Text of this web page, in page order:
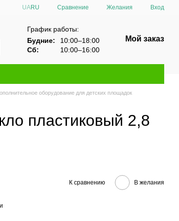
UARU Сравнение Желания Вход
График работы:
Будние:
10:00–18:00
Сб:
10:00–16:00
Мой заказ
оборудование для детских площадок
пластиковый 2,8
К сравнению В желания